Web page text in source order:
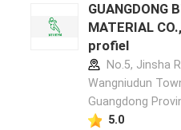
GUANGDONG
MATERIAL
profiel
No.5, Jinsha
Wangniudun
Guangdong
5.0